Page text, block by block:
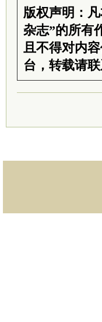
版权声明：
杂志”的所有
且不得对内
台，转载请